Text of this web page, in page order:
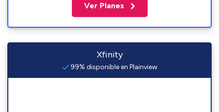
Ver Planes
Xfinity
99% disponible en Plainview